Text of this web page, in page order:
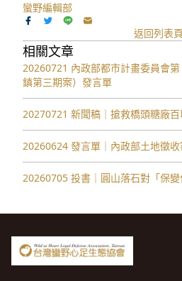
蠻野編輯部
返回列表頁
相關文章
20260721 內政部都市計畫委員會
鎮第三期案）發言單
20270721 新聞稿｜搶救橋頭糖廠
20260624 發言單｜內政部土地徵
20260705 投書｜圓山落石對「保